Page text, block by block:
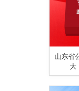
山东省
大